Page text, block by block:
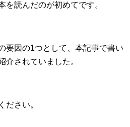
を読んだのが初めてです。
要因の1つとして、本記事で書い
介されていました。
ださい。